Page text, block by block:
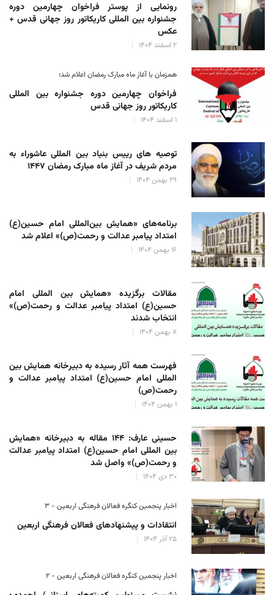
رونمایی از پوستر فراخوان چهارمین دوره
جشنواره بین المللی کاریکاتور روز جهانی قدس +
عکس
۲ اسفند ۱۴۰۴
همزمان با آغاز ماه مبارک رمضان اعلام شد؛
فراخوان چهارمین دوره جشنواره بین المللی
کاریکاتور روز جهانی قدس
۱ اسفند ۱۴۰۴
توصیه های رییس بنیاد بین المللی عاشوراء به
مردم شریف در آغاز ماه مبارک رمضان ۱۴۴۷
۲۹ بهمن ۱۴۰۴
برنامه‌های «همایش بین‌المللی امام حسین(ع)
امتداد پیامبر عدالت و رحمت(ص)» اعلام شد
۱۶ بهمن ۱۴۰۴
مقالات برگزیده «همایش بین المللی امام
حسین(ع) امتداد پیامبر عدالت و رحمت(ص)»
انتخاب شدند
۸ بهمن ۱۴۰۴
فهرست همه آثار رسیده به دبیرخانه همایش بین
المللی امام حسین(ع) امتداد پیامبر عدالت و
رحمت(ص)
۱ بهمن ۱۴۰۴
حسینی عارف: ۱۴۴ مقاله به دبیرخانه «همایش
بین المللی امام حسین(ع) امتداد پیامبر عدالت
و رحمت(ص)» واصل شد
۳۰ دی ۱۴۰۴
اخبار پنجمین کنگره فعالان فرهنگی اربعین - ۳
انتقادات و پیشنهادهای فعالان فرهنگی اربعین
۲۵ آذر ۱۴۰۴
اخبار پنجمین کنگره فعالان فرهنگی اربعین - ۲